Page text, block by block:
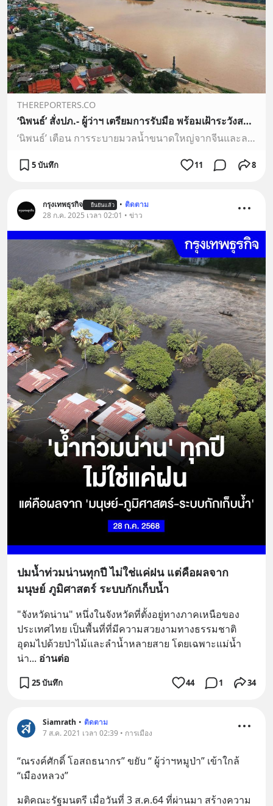
THEREPORTERS.CO
‘นิพนธ์’ สั่งปภ.- ผู้ว่าฯ เตรียมการรับมือ พร้อมเฝ้าระวังสถานการณ์ ‘พายุเจิมปากา’ - The Reporters
‘นิพนธ์’ เตือน การระบายมวลน้ำขนาดใหญ่จากจีนและลาว ส่งผลกระทบประชาชน 8 จังหวัดริมโขง สั่งปภ. ผู้ว่าฯ เตรียมการรับมือ พร้อมเฝ้าระวังสถานการณ์ ‘พายุเจิมปากา’
5 บันทึก 11 8
กรุงเทพธุรกิจ ยืนยันแล้ว • ติดตาม
28 ก.ค. 2025 เวลา 02:01 • ข่าว
ปมน้ำท่วมน่านทุกปี ไม่ใช่แค่ฝน แต่คือผลจาก
มนุษย์ ภูมิศาสตร์ ระบบกักเก็บน้ำ
"จังหวัดน่าน" หนึ่งในจังหวัดที่ตั้งอยู่ทางภาคเหนือของ
ประเทศไทย เป็นพื้นที่ที่มีความสวยงามทางธรรมชาติ
อุดมไปด้วยป่าไม้และลำน้ำหลายสาย โดยเฉพาะแม่น้ำ
น่า... อ่านต่อ
25 บันทึก 44 1 34
Siamrath • ติดตาม
7 ส.ค. 2021 เวลา 02:39 • การเมือง
“ณรงค์ศักดิ์ โอสถธนากร” ขยับ “ ผู้ว่าฯหมูป่า” เข้าใกล้
“เมืองหลวง”
มติคณะรัฐมนตรี เมื่อวันที่ 3 ส.ค.64 ที่ผ่านมา สร้างความ